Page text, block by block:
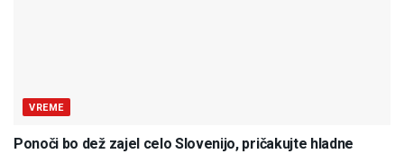
VREME
Ponoči bo dež zajel celo Slovenijo, pričakujte hladne